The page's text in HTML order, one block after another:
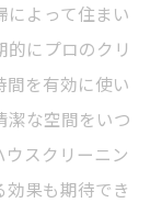
トの開催
活用法
タイル
によって住まい
にプロのクリ
間を有効に使い
潔な空間をいつ
スクリーニン
果も期待でき